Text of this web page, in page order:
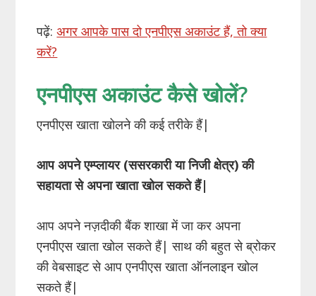
पढ़ें:अगर आपके पास दो एनपीएस अकाउंट हैं, तो क्या
करें?
एनपीएस अकाउंट कैसे खोलें?
एनपीएस खाता खोलने की कई तरीके हैं|
आप अपने एम्प्लायर (ससरकारी या निजी क्षेत्र) की
सहायता से अपना खाता खोल सकते हैं|
आप अपने नज़दीकी बैंक शाखा में जा कर अपना
एनपीएस खाता खोल सकते हैं| साथ की बहुत से ब्रोकर
की वेबसाइट से आप एनपीएस खाता ऑनलाइन खोल
सकते हैं|